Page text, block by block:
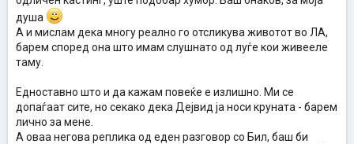
душа
А и мислам дека многу реално го отсликува животот во ЛА,
барем според она што имам слушнато од луѓе кои живееле
таму.
Едноставно што и да кажам повеќе е излишно. Ми се
допаѓаат сите, но секако дека Дејвид ја носи круната - барем
лично за мене.
А оваа негова реплика од еден разговор со Бил, баш би